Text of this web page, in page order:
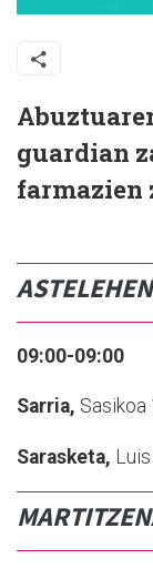
guardian
farmazien
09:00-09:00
Sarria, Sasikoa
Sarasketa,